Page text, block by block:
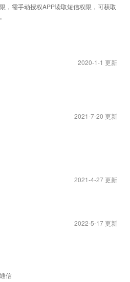
，需手动授权APP读取短信权限，可获取
2020-1-1 更新
2021-7-20 更新
2021-4-27 更新
2022-5-17 更新
信